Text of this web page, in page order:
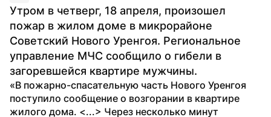
Утром в четверг, 18 апреля, произошел
пожар в жилом доме в микрорайоне
Советский Нового Уренгоя. Региональное
управление МЧС сообщило о гибели в
загоревшейся квартире мужчины.
«В пожарно-спасательную часть Нового Уренгоя
поступило сообщение о возгорании в квартире
жилого дома. <...> Через несколько минут